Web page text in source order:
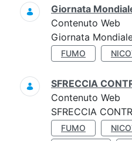
Giornata
Contenuto Web
Giornata
FUMO
SFRECCIA
Contenuto Web
SFRECCIA
FUMO